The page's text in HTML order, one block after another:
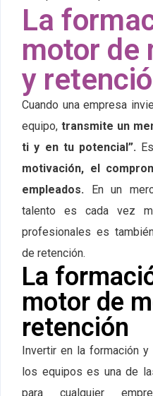
La
motor de
y
Cuando una empresa
equipo, transmite un
ti y en tu potencial”.
motivación, el
empleados. En un
talento es cada vez
profesionales es
de retención.
La
motor de
retención
Invertir en la formación
los equipos es una de
para cualquier